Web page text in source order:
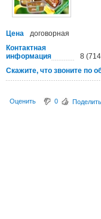
Цена
договорная
Контактная
информация
8
Скажите, что звоните по
Оценить
0